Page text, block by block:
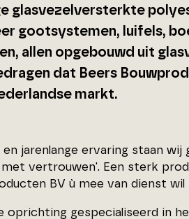
glasvezelversterkte
gootsystemen, luifels,
allen opgebouwd uit
dat Beers
markt.
jarenlange ervaring staan
vertrouwen'. Een sterk
BV ù mee van dienst wil
oprichting gespecialiseerd in